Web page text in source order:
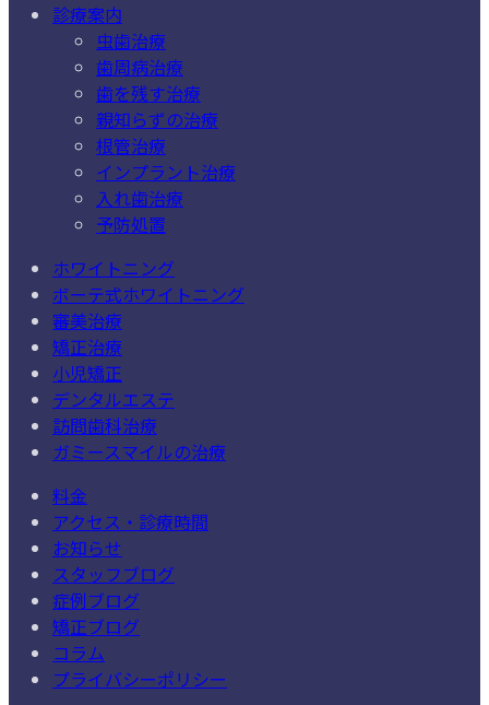
診療案内
虫歯治療
歯周病治療
歯を残す治療
親知らずの治療
根管治療
インプラント治療
入れ歯治療
予防処置
ホワイトニング
ボーテ式ホワイトニング
審美治療
矯正治療
小児矯正
デンタルエステ
訪問歯科治療
ガミースマイルの治療
料金
アクセス・診療時間
お知らせ
スタッフブログ
症例ブログ
矯正ブログ
コラム
プライバシーポリシー